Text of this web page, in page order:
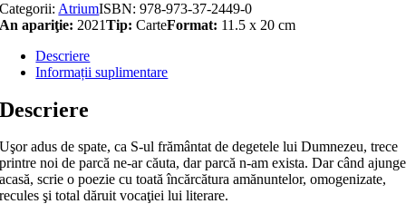
Categorii: AtriumISBN:978-973-37-2449-0
An apariţie: 2021Tip: CarteFormat: 11.5 x 20 cm
Descriere
Informații suplimentare
Descriere
Uşor adus de spate, ca S-ul frământat de degetele lui Dumnezeu, trece
printre noi de parcă ne-ar căuta, dar parcă n-am exista. Dar când ajunge
acasă, scrie o poezie cu toată încărcătura amănuntelor, omogenizate,
recules şi total dăruit vocaţiei lui literare.